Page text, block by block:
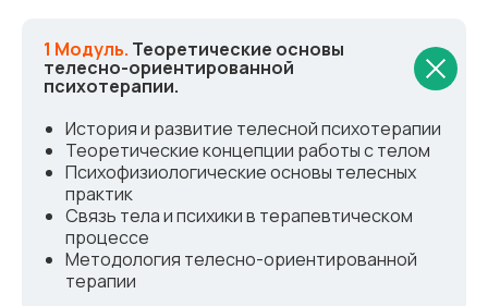
1 Модуль. Теоретические основы
телесно-ориентированной
психотерапии.
История и развитие телесной психотерапии
Теоретические концепции работы с телом
Психофизиологические основы телесных
практик
Связь тела и психики в терапевтическом
процессе
Методология телесно-ориентированной
терапии